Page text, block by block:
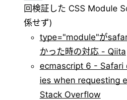
回検証した CSS Module
係せず)
type="module"が
かった時の対応 - Qiita
ecmascript 6 - Safari
ies when requesting
Stack Overflow